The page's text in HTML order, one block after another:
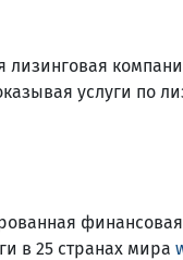
услуги по
в 25 странах мира